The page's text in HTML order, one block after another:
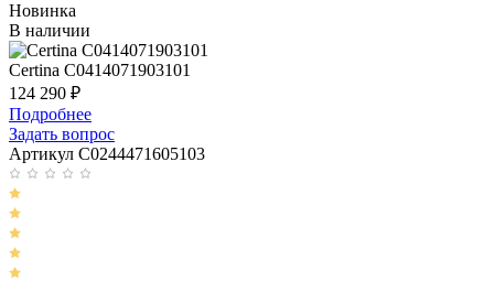
Новинка
В наличии
Certina C0414071903101
124 290 ₽
Подробнее
Задать вопрос
Артикул C0244471605103